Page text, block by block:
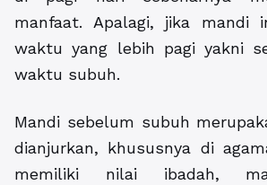
manfaat. Apalagi, jika mandi
waktu yang lebih pagi yakni
waktu subuh.
Mandi sebelum subuh
dianjurkan, khususnya di
memiliki nilai ibadah,